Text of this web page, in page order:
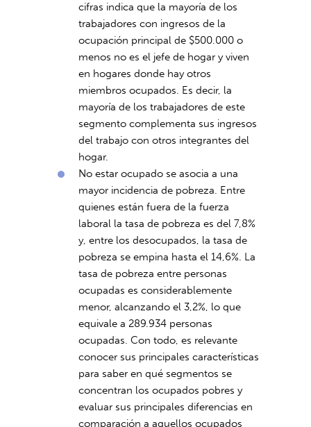
cifras indica que la mayoría de los
trabajadores con ingresos de la
ocupación principal de $500.000 o
menos no es el jefe de hogar y viven
en hogares donde hay otros
miembros ocupados. Es decir, la
mayoría de los trabajadores de este
segmento complementa sus ingresos
del trabajo con otros integrantes del
hogar.
No estar ocupado se asocia a una
mayor incidencia de pobreza. Entre
quienes están fuera de la fuerza
laboral la tasa de pobreza es del 7,8%
y, entre los desocupados, la tasa de
pobreza se empina hasta el 14,6%. La
tasa de pobreza entre personas
ocupadas es considerablemente
menor, alcanzando el 3,2%, lo que
equivale a 289.934 personas
ocupadas. Con todo, es relevante
conocer sus principales características
para saber en qué segmentos se
concentran los ocupados pobres y
evaluar sus principales diferencias en
comparación a aquellos ocupados